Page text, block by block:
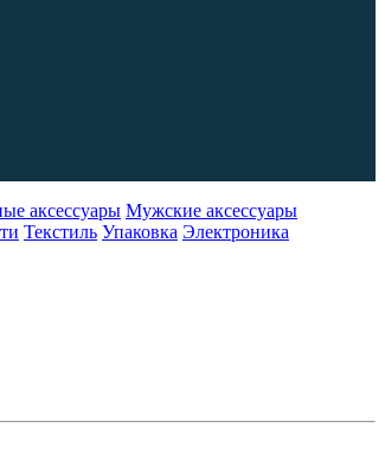
аксессуары Мужские аксессуары
Текстиль Упаковка Электроника